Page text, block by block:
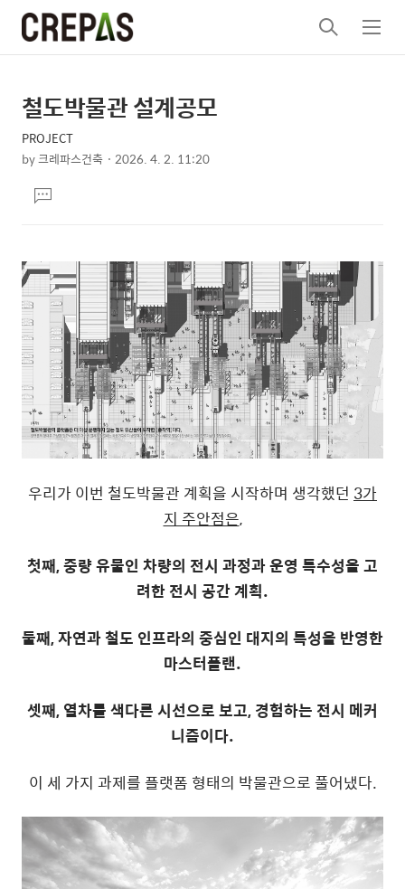
검
색
메
뉴
상
세
컨
텐
츠
본
문
제
목
철도박물관 설계공모
PROJECT
by크레파스건축 2026. 4. 2. 11:20
문댓
글
우리가 이번 철도박물관 계획을 시작하며 생각했던 3가
지 주안점은,
첫째,중량 유물인 차량의 전시 과정과 운영 특수성을 고
려한 전시 공간 계획.
둘째,자연과 철도 인프라의 중심인 대지의 특성을 반영한
마스터플랜.
셋째,열차를 색다른 시선으로 보고,경험하는 전시 메커
니즘이다.
이 세 가지 과제를 플랫폼 형태의 박물관으로 풀어냈다.